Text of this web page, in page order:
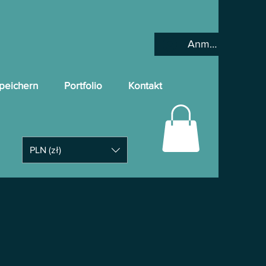
Portfolio Kontakt
Anmelden
PLN (zł)